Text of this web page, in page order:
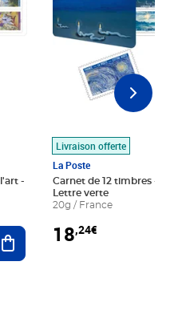
-
Ajouter au panier
Livraison offerte
La Poste
Carnet de 12 timbres - Le
Lettre verte
20g / France
18,24€